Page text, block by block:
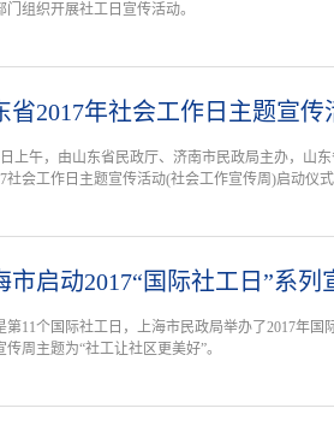
门组织开展社工日宣传活动。
省2017年社会工作日主题宣
上午，由山东省民政厅、济南市民政局主办，山
社会工作日主题宣传活动(社会工作宣传周)启动仪
市启动2017“国际社工日”系列
第11个国际社工日，上海市民政局举办了2017年
传周主题为“社工让社区更美好”。